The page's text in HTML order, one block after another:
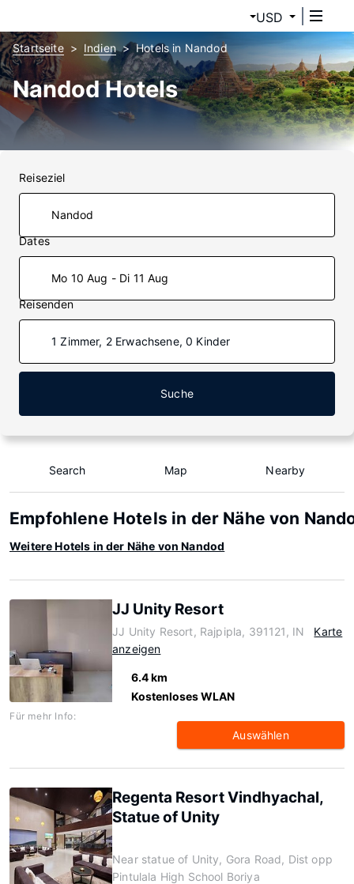
USD
Startseite Indien Hotels in Nandod
Nandod Hotels
Reiseziel
Dates
Mo 10 Aug - Di 11 Aug
Reisenden
1 Zimmer, 2 Erwachsene, 0 Kinder
Suche
Search Map Nearby
Empfohlene Hotels in der Nähe von
Weitere Hotels in der Nähe von Nandod
JJ Unity Resort
JJ Unity Resort, Rajpipla, 391121, IN
Karte
anzeigen
6.4 km
Kostenloses WLAN
Für mehr Info:
Auswählen
Regenta Resort Vindhyachal,
Statue of Unity
Near statue of Unity, Gora Road, Dist opp
Pintulala High School Boriya